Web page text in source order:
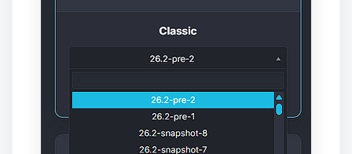
pequenos circuitos para ayudarte.
09/08/2026 15:31